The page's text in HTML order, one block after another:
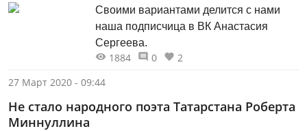
Своими вариантами делится с нами
наша подписчица в ВК Анастасия
Сергеева.
1884 0
2
27 Март 2020 - 09:44
Не стало народного поэта Татарстана Роберта
Миннуллина